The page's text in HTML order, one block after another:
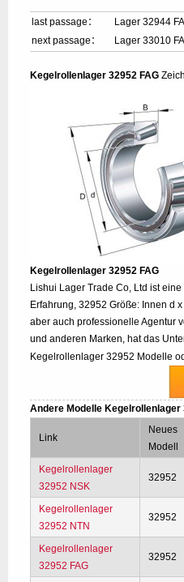
last passage：
Lager 32944
next passage：
Lager 33010
Kegelrollenlager 32952 FAG
Kegelrollenlager 32952 FAG
Lishui Lager Trade Co, Ltd ist
Erfahrung, 32952 Größe: Innen d
aber auch professionelle Agentur
und anderen Marken, hat das
Kegelrollenlager 32952 Modelle
Andere Modelle Kegelrollenlager
Link
Neues
Modell
Kegelrollenlager
32952 NSK
32952
Kegelrollenlager
32952 NTN
32952
Kegelrollenlager
32952 FAG
32952